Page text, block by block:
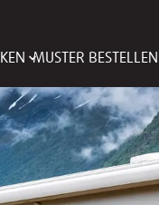
MUSTER BESTELLEN